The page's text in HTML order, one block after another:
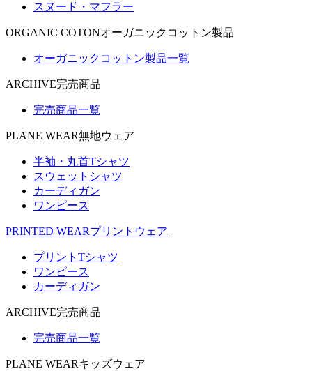
スヌード・マフラー
ORGANIC COTONオーガニックコットン製品
オーガニックコットン製品一覧
ARCHIVE完売商品
完売商品一覧
PLANE WEAR無地ウェア
半袖・丸首Tシャツ
スウェットシャツ
カーディガン
ワンピース
PRINTED WEARプリントウェア
プリントTシャツ
ワンピース
カーディガン
ARCHIVE完売商品
完売商品一覧
PLANE WEARキッズウェア